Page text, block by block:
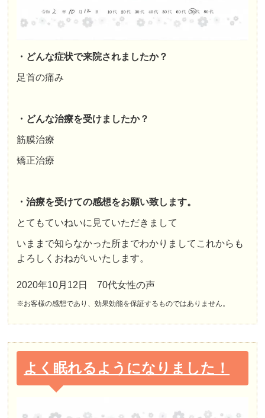
・どんな症状で来院されましたか？
足首の痛み
・どんな治療を受けましたか？
筋膜治療
矯正治療
・治療を受けての感想をお願い致します。
とてもていねいに見ていただきまして
いままで知らなかった所までわかりましてこれからも
よろしくおねがいいたします。
2020年10月12日 70代女性の声
※お客様の感想であり、効果効能を保証するものではありません。
よく眠れるようになりました！